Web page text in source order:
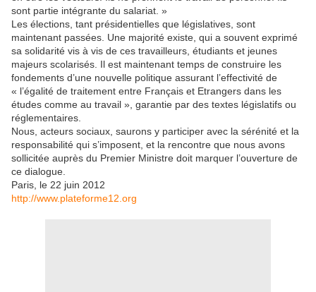
sont partie intégrante du salariat. »
Les élections, tant présidentielles que législatives, sont
maintenant passées. Une majorité existe, qui a souvent exprimé
sa solidarité vis à vis de ces travailleurs, étudiants et jeunes
majeurs scolarisés. Il est maintenant temps de construire les
fondements d’une nouvelle politique assurant l’effectivité de
« l’égalité de traitement entre Français et Etrangers dans les
études comme au travail », garantie par des textes législatifs ou
réglementaires.
Nous, acteurs sociaux, saurons y participer avec la sérénité et la
responsabilité qui s’imposent, et la rencontre que nous avons
sollicitée auprès du Premier Ministre doit marquer l’ouverture de
ce dialogue.
Paris, le 22 juin 2012
http://www.plateforme12.org